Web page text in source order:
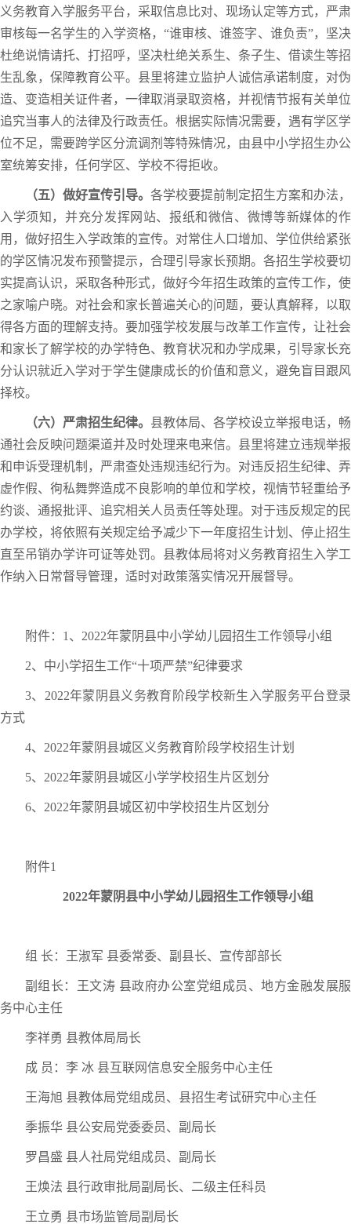
义务教育入学服务平台，采取信息比对、现场认定等方式，严肃
审核每一名学生的入学资格，“谁审核、谁签字、谁负责”，坚决
杜绝说情请托、打招呼，坚决杜绝关系生、条子生、借读生等招
生乱象，保障教育公平。县里将建立监护人诚信承诺制度，对伪
造、变造相关证件者，一律取消录取资格，并视情节报有关单位
追究当事人的法律及行政责任。根据实际情况需要，遇有学区学
位不足，需要跨学区分流调剂等特殊情况，由县中小学招生办公
室统筹安排，任何学区、学校不得拒收。
（五）做好宣传引导。 各学校要提前制定招生方案和办法，
入学须知，并充分发挥网站、报纸和微信、微博等新媒体的作
用，做好招生入学政策的宣传。对常住人口增加、学位供给紧张
的学区情况发布预警提示，合理引导家长预期。各招生学校要切
实提高认识，采取各种形式，做好今年招生政策的宣传工作，使
之家喻户晓。对社会和家长普遍关心的问题，要认真解释，以取
得各方面的理解支持。要加强学校发展与改革工作宣传，让社会
和家长了解学校的办学特色、教育状况和办学成果，引导家长充
分认识就近入学对于学生健康成长的价值和意义，避免盲目跟风
择校。
（六）严肃招生纪律。 县教体局、各学校设立举报电话，畅
通社会反映问题渠道并及时处理来电来信。县里将建立违规举报
和申诉受理机制，严肃查处违规违纪行为。对违反招生纪律、弄
虚作假、徇私舞弊造成不良影响的单位和学校，视情节轻重给予
约谈、通报批评、追究相关人员责任等处理。对于违反规定的民
办学校，将依照有关规定给予减少下一年度招生计划、停止招生
直至吊销办学许可证等处罚。县教体局将对义务教育招生入学工
作纳入日常督导管理，适时对政策落实情况开展督导。
附件：1、2022年蒙阴县中小学幼儿园招生工作领导小组
2、中小学招生工作“十项严禁”纪律要求
3、2022年蒙阴县义务教育阶段学校新生入学服务平台登录
方式
4、2022年蒙阴县城区义务教育阶段学校招生计划
5、2022年蒙阴县城区小学学校招生片区划分
6、2022年蒙阴县城区初中学校招生片区划分
附件1
2022年蒙阴县中小学幼儿园招生工作领导小组
组 长：王淑军 县委常委、副县长、宣传部部长
副组长：王文涛 县政府办公室党组成员、地方金融发展服
务中心主任
李祥勇 县教体局局长
成 员：李 冰 县互联网信息安全服务中心主任
王海旭 县教体局党组成员、县招生考试研究中心主任
季振华 县公安局党委委员、副局长
罗昌盛 县人社局党组成员、副局长
王焕法 县行政审批局副局长、二级主任科员
王立勇 县市场监管局副局长